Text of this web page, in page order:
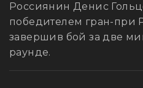
Россиянин Денис
победителем гран-при
завершив бой за две
раунде.